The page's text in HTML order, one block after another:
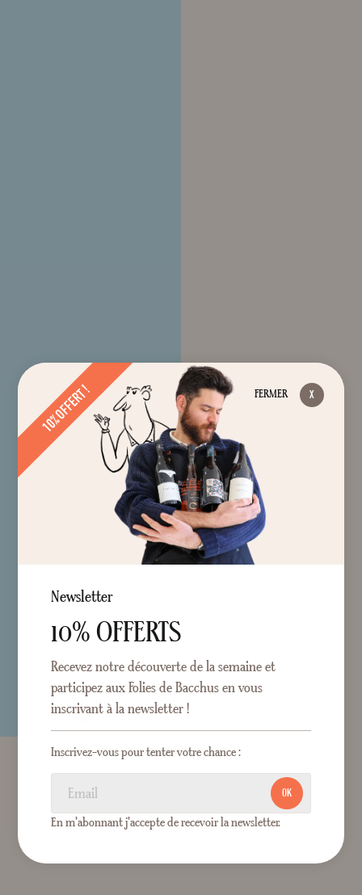
FERMER
10% OFFERT !
Newsletter
10% OFFERTS
Recevez notre découverte de la semaine et
participez aux Folies de Bacchus en vous
inscrivant à la newsletter !
Inscrivez-vous pour tenter votre chance :
OK
En m'abonnant j'accepte de recevoir la newsletter.